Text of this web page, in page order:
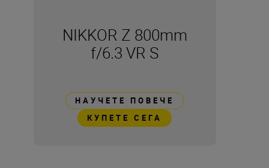
NIKKOR Z 800mm
f/6.3 VR S
НАУЧЕТЕ ПОВЕЧЕ
КУПЕТЕ СЕГА